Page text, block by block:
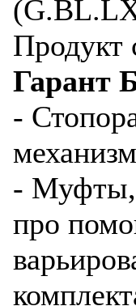
Продукт
Гарант
-
- Муфты,
про